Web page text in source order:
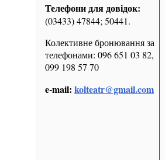
Телефони для довідок:
(03433) 47844; 50441.
Колективне бронювання за
телефонами: 096 651 03 82,
099 198 57 70
e-mail: kolteatr@gmail.com